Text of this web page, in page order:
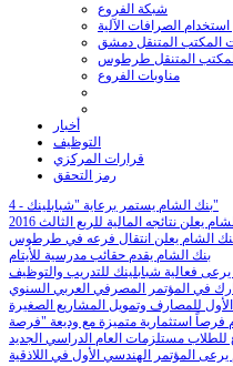
شبكة الفروع
استخدام الصرافات الآلية
المكتب المتنقل دمشق
المكتب المتنقل طرطوس
مناوبات الفروع
أخبار
التوظيف
قرارات المركزي
رمز التحقق
بنك الشام يستمر برعاية "شبابلينك - 4"
يعلن نتائجه المالية للربع الثالث 2016
الشام يعلن انتقال فرعه في طرطوس
بنك الشام يقدم حقائب مدرسية للأيتام
يرعى فعالية شبابلينك للتدريب والتوظيف
في المؤتمر المصرفي العربي السنوي
للمصارف وتمويل المشاريع الصغيرة
للطلاب مستلزمات العام الدراسي الجديد
المؤتمر الهندسي الأول في اللاذقية